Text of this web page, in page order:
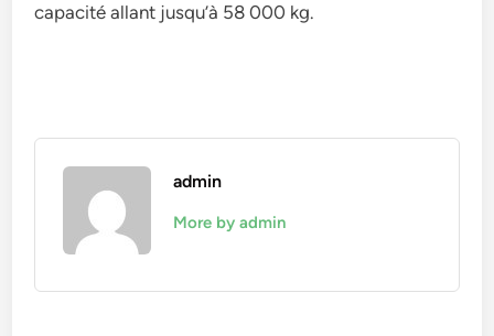
capacité allant jusqu’à 58 000 kg.
admin
More by admin